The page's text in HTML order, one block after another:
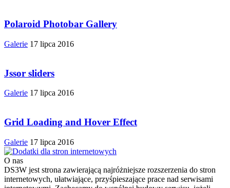
Polaroid Photobar Gallery
Galerie 17 lipca 2016
Jssor sliders
Galerie 17 lipca 2016
Grid Loading and Hover Effect
Galerie 17 lipca 2016
O nas
DS3W jest strona zawierającą najróżniejsze rozszerzenia do stron
internetowych, ułatwiające, przyśpieszające prace nad serwisami